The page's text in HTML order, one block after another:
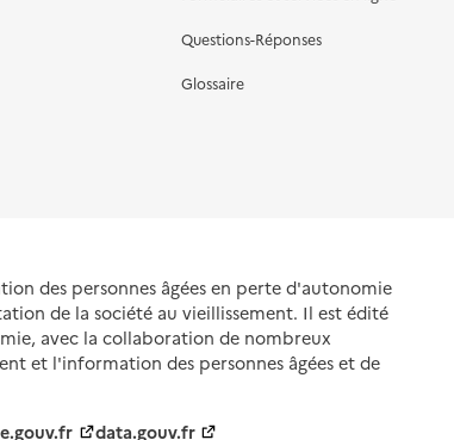
Questions-Réponses
Glossaire
des personnes âgées en perte d'autonomie
de la société au vieillissement. Il est édité
avec la collaboration de nombreux
et l'information des personnes âgées et de
data.gouv.fr